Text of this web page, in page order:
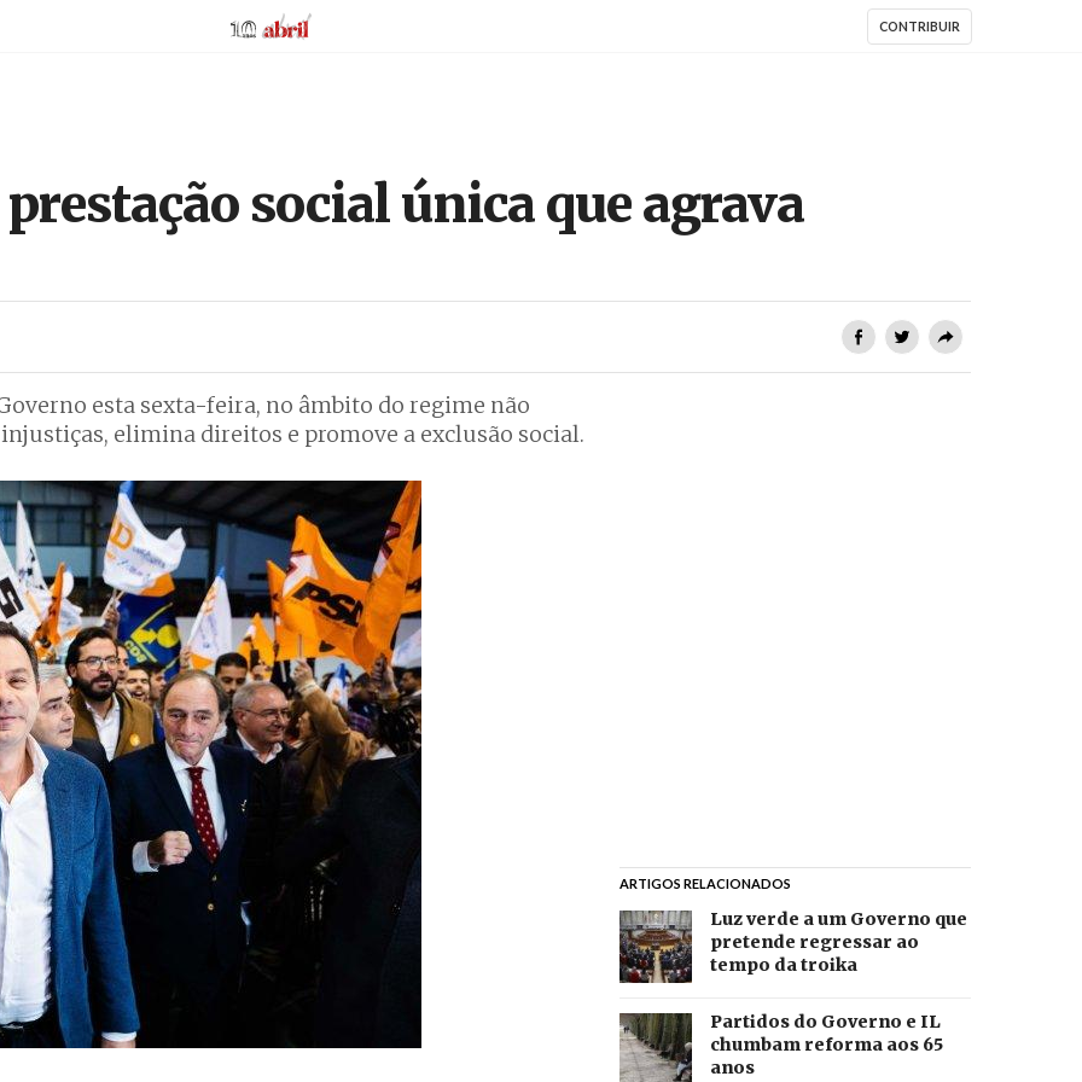
AbrilAbril CONTRIBUIR
social única que agrava
esta sexta-feira, no âmbito do regime não
elimina direitos e promove a exclusão social.
ARTIGOS RELACIONADOS
Luz verde a um Governo que
pretende regressar ao
tempo da troika
Partidos do Governo e IL
chumbam reforma aos 65
anos